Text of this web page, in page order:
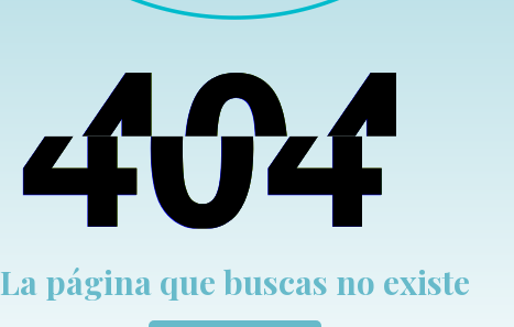
La página que buscas no existe